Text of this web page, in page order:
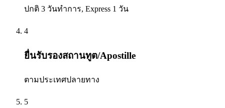
ปกติ 3 วันทำการ, Express 1 วัน
4
ยื่นรับรองสถานทูต/Apostille
ตามประเทศปลายทาง
5